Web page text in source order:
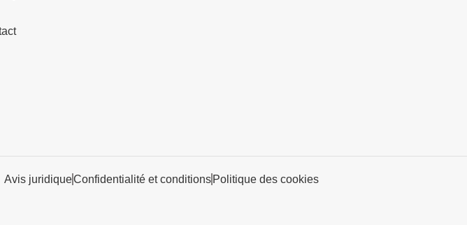
Avis juridiqueConfidentialité et conditions Politique des cookies